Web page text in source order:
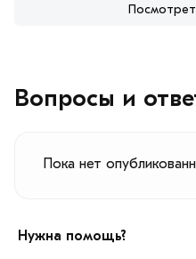
Вопросы и
Пока нет
Нужна помощь?